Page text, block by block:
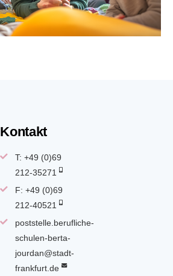
Kontakt
T: +49 (0)69
212-35271
F: +49 (0)69
212-40521
poststelle.berufliche-
schulen-berta-
jourdan@stadt-
frankfurt.de